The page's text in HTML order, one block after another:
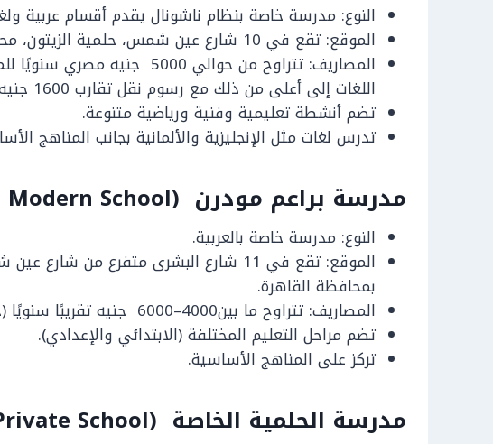
النوع: مدرسة خاصة بنظام ناشونال يقدم أقسام عربية
الموقع: تقع في 10 شارع عين شمس، حلمية الزيتون، محافظة القاهرة.
المصاريف: تتراوح من حوالي
اللغات إلى أعلى من ذلك مع رسوم نقل تقارب 1600 جنيه.
تضم أنشطة تعليمية وفنية ورياضية متنوعة.
تدرس لغات مثل الإنجليزية والألمانية بجانب المناهج
مدرسة براعم مودرن (Baraem Modern School)
النوع: مدرسة خاصة بالعربية.
الموقع: تقع في 11 شارع البشرى متفرع من
بمحافظة القاهرة.
المصاريف: تتراوح ما بين4000–6000 جنيه تقريبًا سنويًا (حسب المرحلة).
تضم مراحل التعليم المختلفة (الابتدائي والإعدادي).
تركز على المناهج الأساسية.
مدرسة الحلمية الخاصة (El Helmeya Private School)